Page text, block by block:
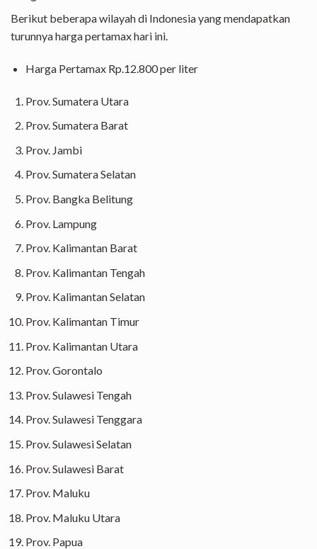
Berikut beberapa wilayah di Indonesia yang mendapatkan
turunnya harga pertamax hari ini.
Harga Pertamax Rp.12.800 per liter
Prov. Sumatera Utara
Prov. Sumatera Barat
Prov. Jambi
Prov. Sumatera Selatan
Prov. Bangka Belitung
Prov. Lampung
Prov. Kalimantan Barat
Prov. Kalimantan Tengah
Prov. Kalimantan Selatan
Prov. Kalimantan Timur
Prov. Kalimantan Utara
Prov. Gorontalo
Prov. Sulawesi Tengah
Prov. Sulawesi Tenggara
Prov. Sulawesi Selatan
Prov. Sulawesi Barat
Prov. Maluku
Prov. Maluku Utara
Prov. Papua